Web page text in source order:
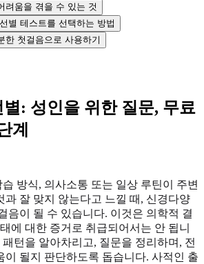
려움을 겪을 수 있는 것
별 테스트를 선택하는 방법
한 첫걸음으로 사용하기
: 성인을 위한 질문, 무료
계
방식, 의사소통 또는 일상 루틴이 주변
과 잘 맞지 않는다고 느낄 때, 신경다양
음이 될 수 있습니다. 이것은 의학적 결
에 대한 증거로 취급되어서는 안 됩니
턴을 알아차리고, 질문을 정리하며, 전
이 될지 판단하도록 돕습니다. 사적인 출